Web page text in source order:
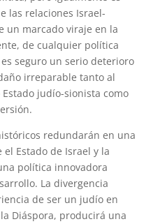
las relaciones Israel-
un marcado viraje en la
de cualquier política
seguro un serio deterioro
irreparable tanto al
judío-sionista como
redundarán en una
Estado de Israel y la
política innovadora
La divergencia
de ser un judío en
Diáspora, producirá una